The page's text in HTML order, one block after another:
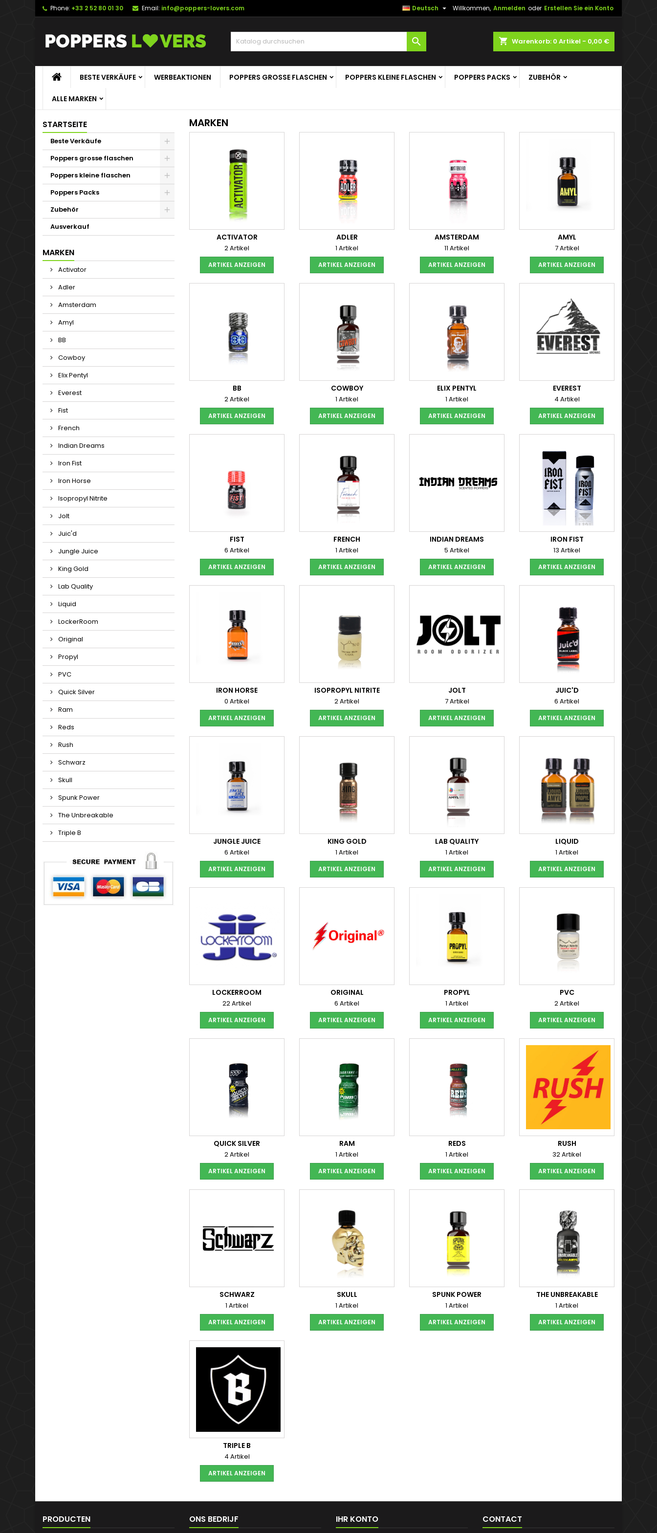
Phone: +33 2 52 80 01 30 Email: info@poppers-lovers.com Willkommen, Anmelden oder Erstellen Sie ein Konto
Deutsch 
shopping_cart Warenkorb: 0 Artikel - 0,00 €

BESTE VERKÄUFE WERBEAKTIONEN POPPERS GROSSE FLASCHEN POPPERS KLEINE FLASCHEN POPPERS PACKS ZUBEHÖR
ALLE MARKEN
STARTSEITE
Beste Verkäufe
Poppers grosse flaschen
Poppers kleine flaschen
Poppers Packs
Zubehör
Ausverkauf
MARKEN
Activator
Adler
Amsterdam
Amyl
BB
Cowboy
Elix Pentyl
Everest
Fist
French
Indian Dreams
Iron Fist
Iron Horse
Isopropyl Nitrite
Jolt
Juic'd
Jungle Juice
King Gold
Lab Quality
Liquid
LockerRoom
Original
Propyl
PVC
Quick Silver
Ram
Reds
Rush
Schwarz
Skull
Spunk Power
The Unbreakable
Triple B
MARKEN
ACTIVATOR
2 Artikel
ARTIKEL ANZEIGEN
ADLER
1 Artikel
ARTIKEL ANZEIGEN
AMSTERDAM
11 Artikel
ARTIKEL ANZEIGEN
AMYL
7 Artikel
ARTIKEL ANZEIGEN
BB
2 Artikel
ARTIKEL ANZEIGEN
COWBOY
1 Artikel
ARTIKEL ANZEIGEN
ELIX PENTYL
1 Artikel
ARTIKEL ANZEIGEN
EVEREST
4 Artikel
ARTIKEL ANZEIGEN
FIST
6 Artikel
ARTIKEL ANZEIGEN
FRENCH
1 Artikel
ARTIKEL ANZEIGEN
INDIAN DREAMS
5 Artikel
ARTIKEL ANZEIGEN
IRON FIST
13 Artikel
ARTIKEL ANZEIGEN
IRON HORSE
0 Artikel
ARTIKEL ANZEIGEN
ISOPROPYL NITRITE
2 Artikel
ARTIKEL ANZEIGEN
JOLT
7 Artikel
ARTIKEL ANZEIGEN
JUIC'D
6 Artikel
ARTIKEL ANZEIGEN
JUNGLE JUICE
6 Artikel
ARTIKEL ANZEIGEN
KING GOLD
1 Artikel
ARTIKEL ANZEIGEN
LAB QUALITY
1 Artikel
ARTIKEL ANZEIGEN
LIQUID
1 Artikel
ARTIKEL ANZEIGEN
LOCKERROOM
22 Artikel
ARTIKEL ANZEIGEN
ORIGINAL
6 Artikel
ARTIKEL ANZEIGEN
PROPYL
1 Artikel
ARTIKEL ANZEIGEN
PVC
2 Artikel
ARTIKEL ANZEIGEN
QUICK SILVER
2 Artikel
ARTIKEL ANZEIGEN
RAM
1 Artikel
ARTIKEL ANZEIGEN
REDS
1 Artikel
ARTIKEL ANZEIGEN
RUSH
32 Artikel
ARTIKEL ANZEIGEN
SCHWARZ
1 Artikel
ARTIKEL ANZEIGEN
SKULL
1 Artikel
ARTIKEL ANZEIGEN
SPUNK POWER
1 Artikel
ARTIKEL ANZEIGEN
THE UNBREAKABLE
1 Artikel
ARTIKEL ANZEIGEN
TRIPLE B
4 Artikel
ARTIKEL ANZEIGEN
PRODUCTEN ONS BEDRIJF IHR KONTO CONTACT